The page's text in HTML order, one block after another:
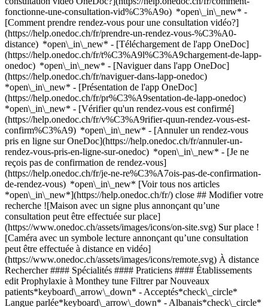
fonctionne-une-consultation-vid%C3%A9o) *open\_in\_new* -
[Comment prendre rendez-vous pour une consultation vidéo?]
(https://help.onedoc.ch/fr/prendre-un-rendez-vous-%C3%A0-
distance) *open\_in\_new* - [Téléchargement de l'app OneDoc]
(https://help.onedoc.ch/fr/t%C3%A9l%C3%A9chargement-de-lapp-
onedoc) *open\_in\_new* - [Naviguer dans l'app OneDoc]
(https://help.onedoc.ch/fr/naviguer-dans-lapp-onedoc)
*open\_in\_new* - [Présentation de l'app OneDoc]
(https://help.onedoc.ch/fr/pr%C3%A9sentation-de-lapp-onedoc)
*open\_in\_new* - [Vérifier qu'un rendez-vous est confirmé](https://help.onedoc.ch/fr/v%C3%A9rifier-quun-rendez-vous-est-confirm%C3%A9) *open\_in\_new* - [Annuler un rendez-vous pris en ligne sur OneDoc](https://help.onedoc.ch/fr/annuler-un-rendez-vous-pris-en-ligne-sur-onedoc) *open\_in\_new* - [Je ne reçois pas de confirmation de rendez-vous](https://help.onedoc.ch/fr/je-ne-re%C3%A7ois-pas-de-confirmation-de-rendez-vous) *open\_in\_new* [Voir tous nos articles *open\_in\_new*](https://help.onedoc.ch/fr/) close ## Modifier votre recherche ![Maison avec un signe plus annonçant qu’une consultation peut être effectuée sur place](https://www.onedoc.ch/assets/images/icons/on-site.svg) Sur place ![Caméra avec un symbole lecture annonçant qu’une consultation peut être effectuée à distance en vidéo](https://www.onedoc.ch/assets/images/icons/remote.svg) À distance Rechercher #### Spécialités #### Praticiens #### Établissements edit Prophylaxie à Monthey tune Filtrer par Nouveaux patients*keyboard\_arrow\_down* - Acceptés*check\_circle* Langue parlée*keyboard\_arrow\_down* - Albanais*check\_circle* - Allemand*check\_circle* - Anglais*check\_circle* - Français*check\_circle* - Italien*check\_circle* - Roumain*check\_circle* - Russe*check\_circle* Sexe*keyboard\_arrow\_down* - Femme*check\_circle* - Homme*check\_circle* Disponibilité*keyboard\_arrow\_down* - Disponible aujourdhui*check\_circle* - Dans les 3 prochains jours*check\_circle* - Dans les 7 prochains jours*check\_circle* - Dans les 14 prochains jours*check\_circle* # __Prophylaxie__ à __Monthey__: prenez rendez-vous en ligne aujourd'hui ## 4 résultats à Monthey [![Mme Vjosa Tahiraj, hygiéniste dentaire à Monthey](https://assets.onedoc.ch/images/users/a6b592f22ae4f3999e4b0559be5dcba3c12fca0934369da9ceba91fb54d328e0-small.png "Mme Vjosa Tahiraj, hygiéniste dentaire à Monthey")](https://www.onedoc.ch/fr/hygieniste-dentaire/monthey/pctj3/vjosa-tahiraj) ### [Mme Vjosa Tahiraj](https://www.onedoc.ch/fr/hygieniste-dentaire/monthey/pctj3/vjosa-tahiraj) ![Badge indiquant un profil vérifié](https://www.onedoc.ch/assets/images/icons/checkmark.svg) [Hygiéniste dentaire](https://www.onedoc.ch/fr/hygieniste-dentaire/monthey) [Cabinet dentaire Espace Dent Monthey](https://www.onedoc.ch/fr/cabinet-dentaire/monthey/eba96/cabinet-dentaire-espace-dent-monthey) Avenue de la Gare 15 1870 Monthey ![Icône patient avec un signe plus annonçant que le professionnel accepte de nouveaux patients](https://www.onedoc.ch/assets/images/icons/new-patients.svg)Accepte les nouveaux patients [Réserver un RDV](https://www.onedoc.ch/fr/hygieniste-dentaire/monthey/pctj3/vjosa-tahiraj) Expertises: Prophylaxie, [Bijou dentaire](https://www.onedoc.ch/fr/bijou-dentaire/monthey), [Détartrage](https://www.onedoc.ch/fr/detartrage/monthey), [Polissage dentaire](https://www.onedoc.ch/fr/polissage-dentaire/monthey), [Blanchiment dentaire](https://www.onedoc.ch/fr/blanchiment-dentaire/monthey)Voir plus *chevron\_left* mar. 04 août *chevron\_right* Voir plus de rendez-vous *error\_outline* Une erreur s'est produite lors du chargement des disponibilités [Réessayer](https://www.onedoc.ch) Expertises: Prophylaxie, [Bijou dentaire](https://www.onedoc.ch/fr/bijou-dentaire/monthey), [Détartrage](https://www.onedoc.ch/fr/detartrage/monthey), [Polissage dentaire](https://www.onedoc.ch/fr/polissage-dentaire/monthey), [Blanchiment dentaire](https://www.onedoc.ch/fr/blanchiment-dentaire/monthey)Voir plus [![Mme Valéry Bouffard, hygiéniste dentaire à Monthey](https://assets.onedoc.ch/images/users/7a75b95b6b0ff79d61d462b1d0e1917d3880b369137f544a6cea27981f464e1d-small.png "Mme Valéry Bouffard, hygiéniste dentaire à Monthey")](https://www.onedoc.ch/fr/hygieniste-dentaire/monthey/pcu2w/valery-bouffard) ### [Mme Valéry Bouffard](https://www.onedoc.ch/fr/hygieniste-dentaire/monthey/pcu2w/valery-bouffard) ![Badge indiquant un profil vérifié](https://www.onedoc.ch/assets/images/icons/checkmark.svg) [Hygiéniste dentaire](https://www.onedoc.ch/fr/hygieniste-dentaire/monthey) [Adent - Monthey](https://www.onedoc.ch/fr/cabinet-dentaire/monthey/e9zg/adent-monthey) Avenue de la Gare 30 1870 Monthey ![Icône patient avec un signe plus annonçant que le professionnel accepte de nouveaux patients](https://www.onedoc.ch/assets/images/icons/new-patients.svg)Accepte les nouveaux patients [Réserver un RDV](https://www.onedoc.ch/fr/hygieniste-dentaire/monthey/pcu2w/valery-bouffard) Expertises: Prophylaxie, [Bijou dentaire](https://www.onedoc.ch/fr/bijou-dentaire/monthey), [Blanchiment dentaire](https://www.onedoc.ch/fr/blanchiment-dentaire/monthey), [Détartrage](https://www.onedoc.ch/fr/detartrage/monthey), [Polissage dentaire](https://www.onedoc.ch/fr/polissage-dentaire/monthey), [Hygiène dentaire pédiatrique](https://www.onedoc.ch/fr/hygiene-dentaire-pediatrique/monthey)Voir plus *chevron\_left* mar. 04 août *chevron\_right* Voir plus de rendez-vous *error\_outline* Une erreur s'est produite lors du chargement des disponibilités [Réessayer](https://www.onedoc.ch) Expertises: Prophylaxie, [Bijou dentaire](https://www.onedoc.ch/fr/bijou-dentaire/monthey), [Blanchiment dentaire](https://www.onedoc.ch/fr/blanchiment-dentaire/monthey), [Détartrage](https://www.onedoc.ch/fr/detartrage/monthey), [Polissage dentaire](https://www.onedoc.ch/fr/polissage-dentaire/monthey), [Hygiène dentaire pédiatrique](https://www.onedoc.ch/fr/hygiene-dentaire-pediatrique/monthey)Voir plus [![Mme Shpresa Gerbeshi Beha, hygiéniste dentaire à Monthey](https://assets.onedoc.ch/images/users/695a006b3d4274de377e525de752ced3a49299c0f99f5150b2a39886490335e1-small.png "Mme Shpresa Gerbeshi Beha, hygiéniste dentaire à Monthey")](https://www.onedoc.ch/fr/hygieniste-dentaire/monthey/pcul2/shpresa-gerbeshi-beha) ### [Mme Shpresa Gerbeshi Beha](https://www.onedoc.ch/fr/hygieniste-dentaire/monthey/pcul2/shpresa-gerbeshi-beha) ![Badge indiquant un profil vérifié](https://www.onedoc.ch/assets/images/icons/checkmark.svg) [Hygiéniste dentaire](https://www.onedoc.ch/fr/hygieniste-dentaire/monthey) [Cabinet dentaire Espace Dent Monthey](https://www.onedoc.ch/fr/cabinet-dentaire/monthey/eba96/cabinet-dentaire-espace-dent-monthey) Avenue de la Gare 15 1870 Monthey ![Icône patient avec un signe plus annonçant que le professionnel accepte de nouveaux patients](https://www.onedoc.ch/assets/images/icons/new-patients.svg)Accepte les nouveaux patients [Réserver un RDV](https://www.onedoc.ch/fr/hygieniste-dentaire/monthey/pcul2/shpresa-gerbeshi-beha) Expertises: Prophylaxie, [Bijou dentaire](https://www.onedoc.ch/fr/bijou-dentaire/monthey), [Détartrage](https://www.onedoc.ch/fr/detartrage/monthey), [Polissage dentaire](https://www.onedoc.ch/fr/polissage-dentaire/monthey), [Blanchiment dentaire](https://www.onedoc.ch/fr/blanchiment-dentaire/monthey)Voir plus *chevron\_left* mar. 04 août *chevron\_right* Voir plus de rendez-vous *error\_outline* Une erreur s'est produite lors du chargement des disponibilités [Réessayer](https://www.onedoc.ch) Expertises: Prophylaxie, [Bijou dentaire](https://www.onedoc.ch/fr/bijou-dentaire/monthey), [Détartrage](https://www.onedoc.ch/fr/detartrage/monthey), [Polissage dentaire](https://www.onedoc.ch/fr/polissage-dentaire/monthey), [Blanchiment dentaire](https://www.onedoc.ch/fr/blanchiment-dentaire/monthey)Voir plus [![Mme Zoja Selmani, assistante en prophylaxie à Monthey](https://assets.onedoc.ch/images/users/05dd98369d3125b1ec1e655a67eaebaad0562add8a7333aac002d085c755257b-small.jpg "Mme Zoja Selmani, assistante en prophylaxie à Monthey")](https://www.onedoc.ch/fr/assistante-en-prophylaxie/monthey/pcszz/zoja-selmani) ### [Mme Zoja Selmani](https://www.onedoc.ch/fr/assistante-en-prophylaxie/monthey/pcszz/zoja-selmani) [Assistante en prophylaxie](https://www.onedoc.ch/fr/assistant-en-prophylaxie/monthey) [White Cabinets dentaires - Monthey](https://www.onedoc.ch/fr/cabinet-dentaire/monthey/e6jv/white-cabinets-dentaires-monthey) Avenue de la Gare 24 1870 Monthey ![Icône patient avec un signe plus annonçant que le professionnel accepte de nouveaux patients](https://www.onedoc.ch/assets/images/icons/new-patients.svg)Accepte les nouveaux patients [Réserver un RDV](https://www.onedoc.ch/fr/assistante-en-prophylaxie/monthey/pcszz/zoja-selmani) Expertises: Prophylaxie, [Détartrage](https://www.onedoc.ch/fr/detartrage/monthey), [Polissage dentaire](https://www.onedoc.ch/fr/polissage-dentaire/monthey)Voir plus *chevron\_left* mar. 04 août *chevron\_right* Voir plus de rendez-vous Pas de disponibilités en ligne ces prochains jours Expertises: Prophylaxie, [Détartrage](https://www.onedoc.ch/fr/detartrage/monthey), [Polissage dentaire](https://www.onedoc.ch/fr/polissage-dentaire/monthey)Voir plus ## __Prophylaxie__: d'autres spécialistes sont réservables en ligne dans les environs de __Monthey__ [![Mme Chantal Meyer, hygiéniste dentaire à Montreux](https://assets.onedoc.ch/images/users/8a7e76755d3c60473541f16bf02f10b51111498b549607527cce330e94f3f498-small.png "Mme Chantal Meyer, hygiéniste dentaire à Montreux")](https://www.onedoc.ch/fr/hygieniste-dentaire/montreux/pc32y/chantal-meyer) ### [Mme Chantal Meyer](https://www.onedoc.ch/fr/hygieniste-dentaire/montreux/pc32y/chantal-meyer) ![Badge indiquant un profil vérifié](https://www.onedoc.ch/assets/images/icons/checkmark.svg) [Hygiéniste dentaire](https://www.onedoc.ch/fr/hygieniste-dentaire/montreux) [Pure Smile](https://www.onedoc.ch/fr/cabinet-dentaire/montreux/ebfc9/pure-smile) Rue Igor-Stravinsky 2 1820 Montreux ![Icône patient avec un signe plus annonçant que le professionnel accepte de nouveaux patients](https://www.onedoc.ch/assets/images/icons/new-patients.svg)Accepte les nouveaux patients [Réserver un RDV](https://www.onedoc.ch/fr/hygieniste-dentaire/montreux/pc32y/chantal-meyer) Expertises:[Prophylaxie](https://www.onedoc.ch/fr/prophylaxie/montreux), [Blanchiment dentaire](https://www.onedoc.ch/fr/blanchiment-dentaire/